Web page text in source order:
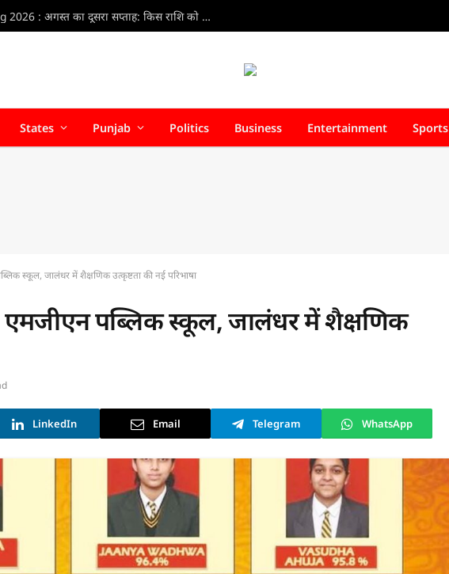
Weekly Horoscope 9 Aug to 15 Aug 2026 : अगस्त का दूसरा सप्ताह: किस राशि को मिलेगा लाभ, किसे बरतनी होगी सावधानी?
States Punjab Politics Business Entertainment Sports
स्कूल, जालंधर में शैक्षणिक उत्कृष्टता की नई परिभाषा
पब्लिक स्कूल, जालंधर में शैक्षणिक
LinkedIn Email Telegram WhatsApp